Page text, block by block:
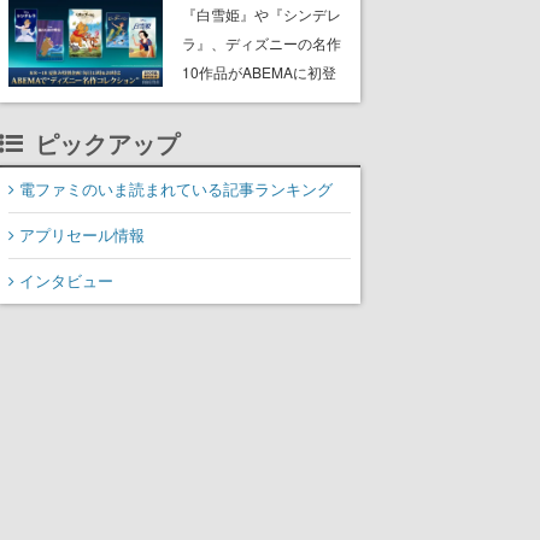
にチェコ語に対応しSNS
で話題に。『キングダ
ム・カム』開発元やチェ
『白雪姫』や『シンデレ
ラ』、ディズニーの名作
10作品がABEMAに初登
場。『101匹わんちゃ
ん』など、毎日1作品が午
後3時と夜8時に2回放送
ピックアップ
電ファミのいま読まれている記事ランキング
アプリセール情報
インタビュー